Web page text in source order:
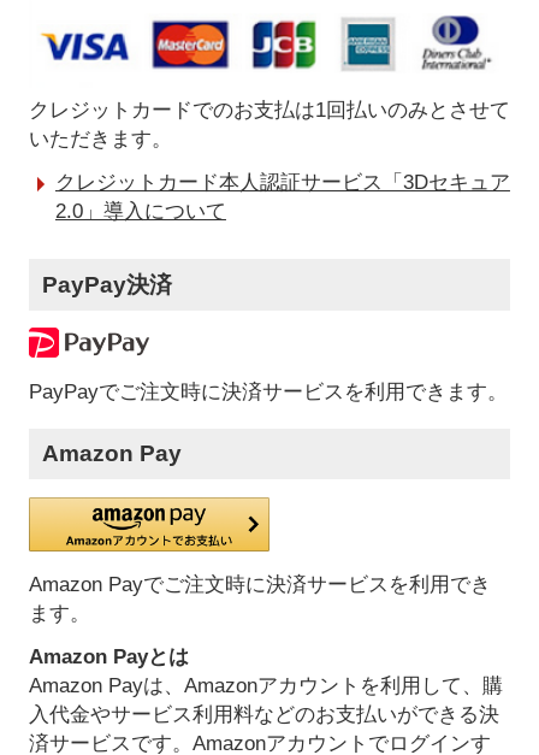
クレジットカードでのお支払は1回払いのみとさせて
いただきます。
クレジットカード本人認証サービス「3Dセキュア
2.0」導入について
PayPay決済
PayPayでご注文時に決済サービスを利用できます。
Amazon Pay
Amazon Payでご注文時に決済サービスを利用でき
ます。
Amazon Payとは
Amazon Payは、Amazonアカウントを利用して、購
入代金やサービス利用料などのお支払いができる決
済サービスです。Amazonアカウントでログインす